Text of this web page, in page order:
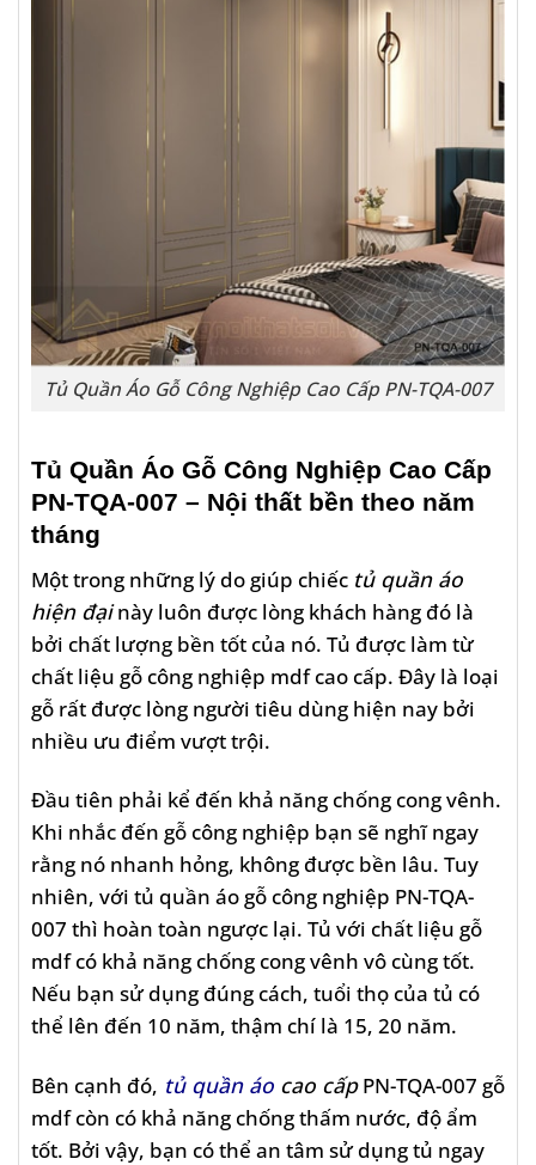
Tủ Quần Áo Gỗ Công Nghiệp Cao Cấp PN-TQA-007
Tủ Quần Áo Gỗ Công Nghiệp Cao Cấp
PN-TQA-007 – Nội thất bền theo năm
tháng
Một trong những lý do giúp chiếc tủ quần áo
hiện đạinày luôn được lòng khách hàng đó là
bởi chất lượng bền tốt của nó. Tủ được làm từ
chất liệu gỗ công nghiệp mdf cao cấp. Đây là loại
gỗ rất được lòng người tiêu dùng hiện nay bởi
nhiều ưu điểm vượt trội.
Đầu tiên phải kể đến khả năng chống cong vênh.
Khi nhắc đến gỗ công nghiệp bạn sẽ nghĩ ngay
rằng nó nhanh hỏng, không được bền lâu. Tuy
nhiên, với tủ quần áo gỗ công nghiệp PN-TQA-
007 thì hoàn toàn ngược lại. Tủ với chất liệu gỗ
mdf có khả năng chống cong vênh vô cùng tốt.
Nếu bạn sử dụng đúng cách, tuổi thọ của tủ có
thể lên đến 10 năm, thậm chí là 15, 20 năm.
Bên cạnh đó, tủ quần áo cao cấpPN-TQA-007 gỗ
mdf còn có khả năng chống thấm nước, độ ẩm
tốt. Bởi vậy, bạn có thể an tâm sử dụng tủ ngay